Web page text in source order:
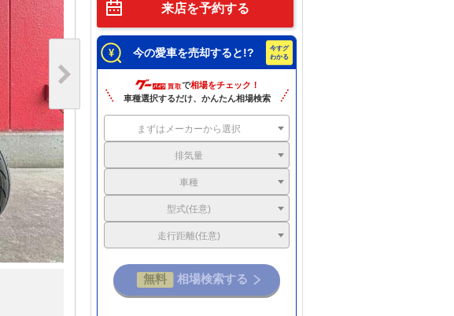
来店を予約する
今の愛車を売却すると!?
で相場をチェック！
車種選択するだけ、かんたん相場検索
まずはメーカーから選択
排気量
車種
型式(任意)
走行距離(任意)